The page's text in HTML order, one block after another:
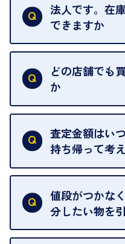
法人です。在
できますか
はい。喜んで承り
い。
ご指定の場所にお
どの店舗でも
か
はい。全店舗一律
ただし、中古市場
によって査定額が
査定金額はい
持ち帰って考
査定額は当日限り
中古市場が日々変
わることがござい
値段がつかな
分したい物を
再販不可能な物は